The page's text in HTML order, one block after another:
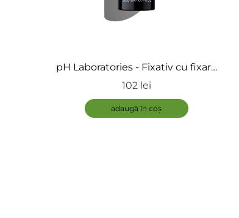
pH Laboratories - Fixativ cu fixare
puternică - Extra Strong Hairspray
102 lei
adaugă în coș